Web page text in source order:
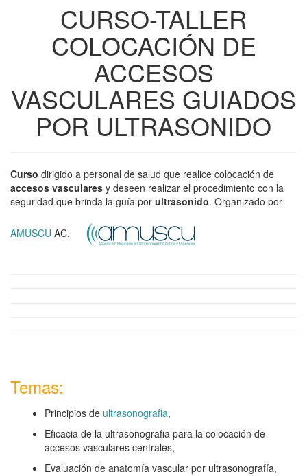
CURSO-TALLER
COLOCACIÓN DE
ACCESOS
VASCULARES GUIADOS
POR ULTRASONIDO
Curso dirigido a personal de salud que realice colocación de
accesos vasculares y deseen realizar el procedimiento con la
seguridad que brinda la guía por ultrasonido. Organizado por
AMUSCU AC.
Temas:
Principios de ultrasonografia,
Eficacia de la ultrasonografia para la colocación de
accesos vasculares centrales,
Evaluación de anatomía vascular por ultrasonografía,